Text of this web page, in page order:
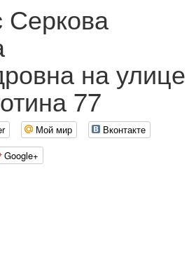
Серкова
на улице
77
Мой мир
Вконтакте
Google+